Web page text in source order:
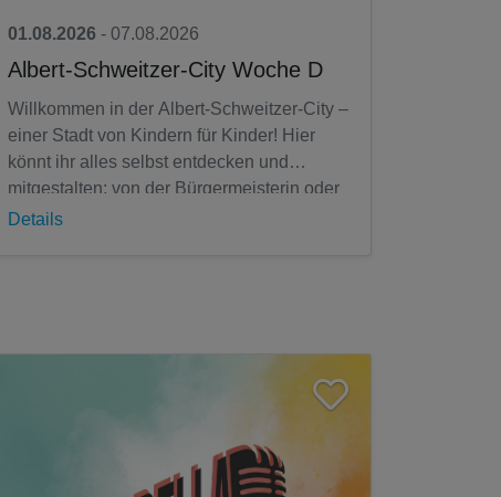
01.08.2026 - 07.08.2026
Albert-Schweitzer-City Woche D
Willkommen in der Albert-Schweitzer-City –
einer Stadt von Kindern für Kinder! Hier
könnt ihr alles selbst entdecken und
mitgestalten: von der Bürgermeisterin oder
dem Bürgermeister über Gesetze und...
Details